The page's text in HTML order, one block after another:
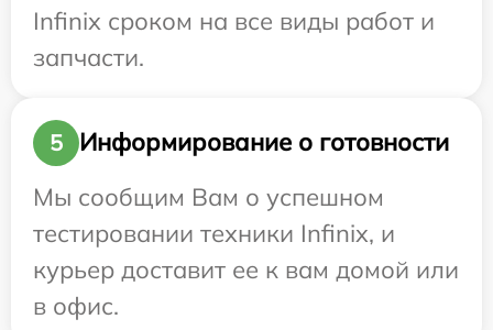
Infinix сроком на все виды работ и
запчасти.
5
Информирование о готовности
Мы сообщим Вам о успешном
тестировании техники Infinix, и
курьер доставит ее к вам домой или
в офис.